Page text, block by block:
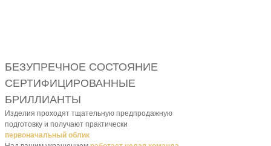
БЕЗУПРЕЧНОЕ СОСТОЯНИЕ
СЕРТИФИЦИРОВАННЫЕ
БРИЛЛИАНТЫ
Изделия проходят тщательную предпродажную
подготовку и получают практически
первоначальный облик